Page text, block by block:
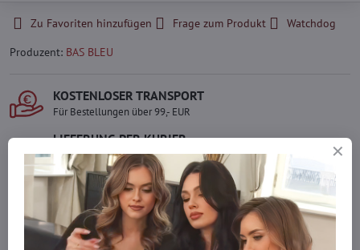
Zu Favoriten hinzufügen Frage zum Produkt
Watchdog
Produzent: BAS BLEU
KOSTENLOSER TRANSPORT
Für Bestellungen über 99,- EUR
LIEFERUNG PER KURIER
Schnell und direkt nach Hause.
SICHERE ZAHLUNGEN
Gesicherte Online-Zahlungen
Ware auf Lager
Wir versenden sofort